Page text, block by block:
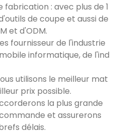
: avec plus de 1
de coupe et aussi de
et d'ODM.
fournisseur de l'industrie
informatique, de l'ind
utilisons le meilleur mat
prix possible.
la plus grande
et assurerons
délais.